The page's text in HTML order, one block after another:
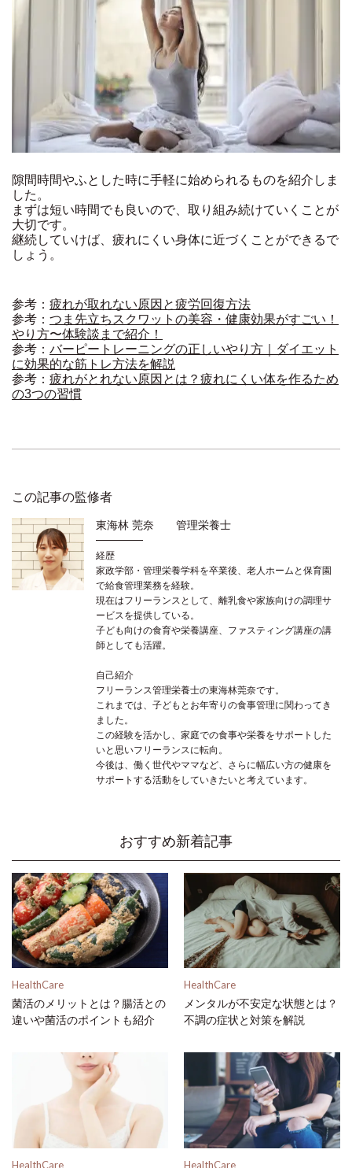
隙間時間やふとした時に手軽に始められるものを紹介しま
した。
まずは短い時間でも良いので、取り組み続けていくことが
大切です。
継続していけば、疲れにくい身体に近づくことができるで
しょう。
参考： 疲れが取れない原因と疲労回復方法
参考： つま先立ちスクワットの美容・健康効果がすごい！
やり方〜体験談まで紹介！
参考： バーピートレーニングの正しいやり方｜ダイエット
に効果的な筋トレ方法を解説
参考： 疲れがとれない原因とは？疲れにくい体を作るため
の3つの習慣
この記事の監修者
東海林 莞奈 管理栄養士
経歴
家政学部・管理栄養学科を卒業後、老人ホームと保育園
で給食管理業務を経験。
現在はフリーランスとして、離乳食や家族向けの調理サ
ービスを提供している。
子ども向けの食育や栄養講座、ファスティング講座の講
師としても活躍。
自己紹介
フリーランス管理栄養士の東海林莞奈です。
これまでは、子どもとお年寄りの食事管理に関わってき
ました。
この経験を活かし、家庭での食事や栄養をサポートした
いと思いフリーランスに転向。
今後は、働く世代やママなど、さらに幅広い方の健康を
サポートする活動をしていきたいと考えています。
おすすめ新着記事
HealthCare
菌活のメリットとは？腸活との
違いや菌活のポイントも紹介
HealthCare
メンタルが不安定な状態とは？
不調の症状と対策を解説
HealthCare HealthCare